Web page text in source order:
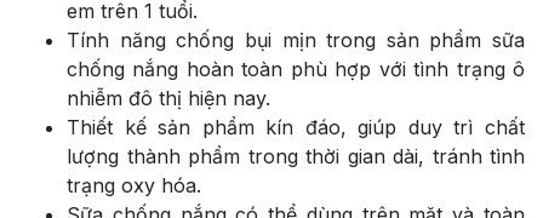
em trên 1 tuổi.
Tính năng chống bụi mịn trong sản phẩm sữa
chống nắng hoàn toàn phù hợp với tình trạng ô
nhiễm đô thị hiện nay.
Thiết kế sản phẩm kín đáo, giúp duy trì chất
lượng thành phẩm trong thời gian dài, tránh tình
trạng oxy hóa.